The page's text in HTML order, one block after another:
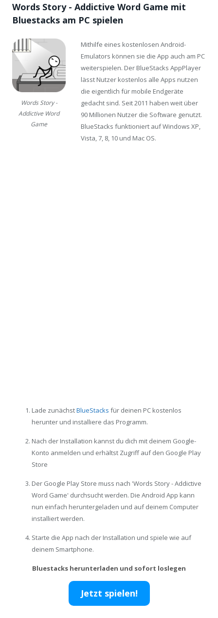
Words Story - Addictive Word Game mit
Bluestacks am PC spielen
Words Story -
Addictive Word
Game
Mithilfe eines kostenlosen Android-
Emulators können sie die App auch am PC
weiterspielen. Der BlueStacks AppPlayer
lässt Nutzer kostenlos alle Apps nutzen
die eigentlich für mobile Endgeräte
gedacht sind. Seit 2011 haben weit über
90 Millionen Nutzer die Software genutzt.
BlueStacks funktioniert auf Windows XP,
Vista, 7, 8, 10 und Mac OS.
Lade zunächstBlueStacks für deinen PC kostenlos
herunter und installiere das Programm.
Nach der Installation kannst du dich mit deinem Google-
Konto anmelden und erhältst Zugriff auf den Google Play
Store
Der Google Play Store muss nach 'Words Story - Addictive
Word Game' durchsucht werden. Die Android App kann
nun einfach heruntergeladen und auf deinem Computer
installiert werden.
Starte die App nach der Installation und spiele wie auf
deinem Smartphone.
Bluestacks herunterladen und sofort loslegen
Jetzt spielen!